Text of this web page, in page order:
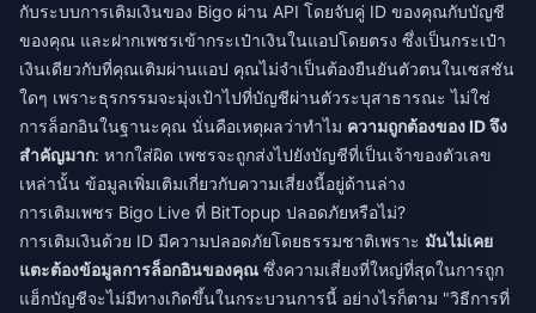
กับระบบการเติมเงินของ Bigo ผ่าน API โดยจับคู่ ID ของคุณกับบัญชี
ของคุณ และฝากเพชรเข้ากระเป๋าเงินในแอปโดยตรง ซึ่งเป็นกระเป๋า
เงินเดียวกับที่คุณเติมผ่านแอป คุณไม่จำเป็นต้องยืนยันตัวตนในเซสชัน
ใดๆ เพราะธุรกรรมจะมุ่งเป้าไปที่บัญชีผ่านตัวระบุสาธารณะ ไม่ใช่
การล็อกอินในฐานะคุณ นั่นคือเหตุผลว่าทำไม ความถูกต้องของ ID จึง
สำคัญมาก: หากใส่ผิด เพชรจะถูกส่งไปยังบัญชีที่เป็นเจ้าของตัวเลข
เหล่านั้น ข้อมูลเพิ่มเติมเกี่ยวกับความเสี่ยงนี้อยู่ด้านล่าง
การเติมเพชร Bigo Live ที่ BitTopup ปลอดภัยหรือไม่?
การเติมเงินด้วย ID มีความปลอดภัยโดยธรรมชาติเพราะ มันไม่เคย
แตะต้องข้อมูลการล็อกอินของคุณ ซึ่งความเสี่ยงที่ใหญ่ที่สุดในการถูก
แฮ็กบัญชีจะไม่มีทางเกิดขึ้นในกระบวนการนี้ อย่างไรก็ตาม "วิธีการที่